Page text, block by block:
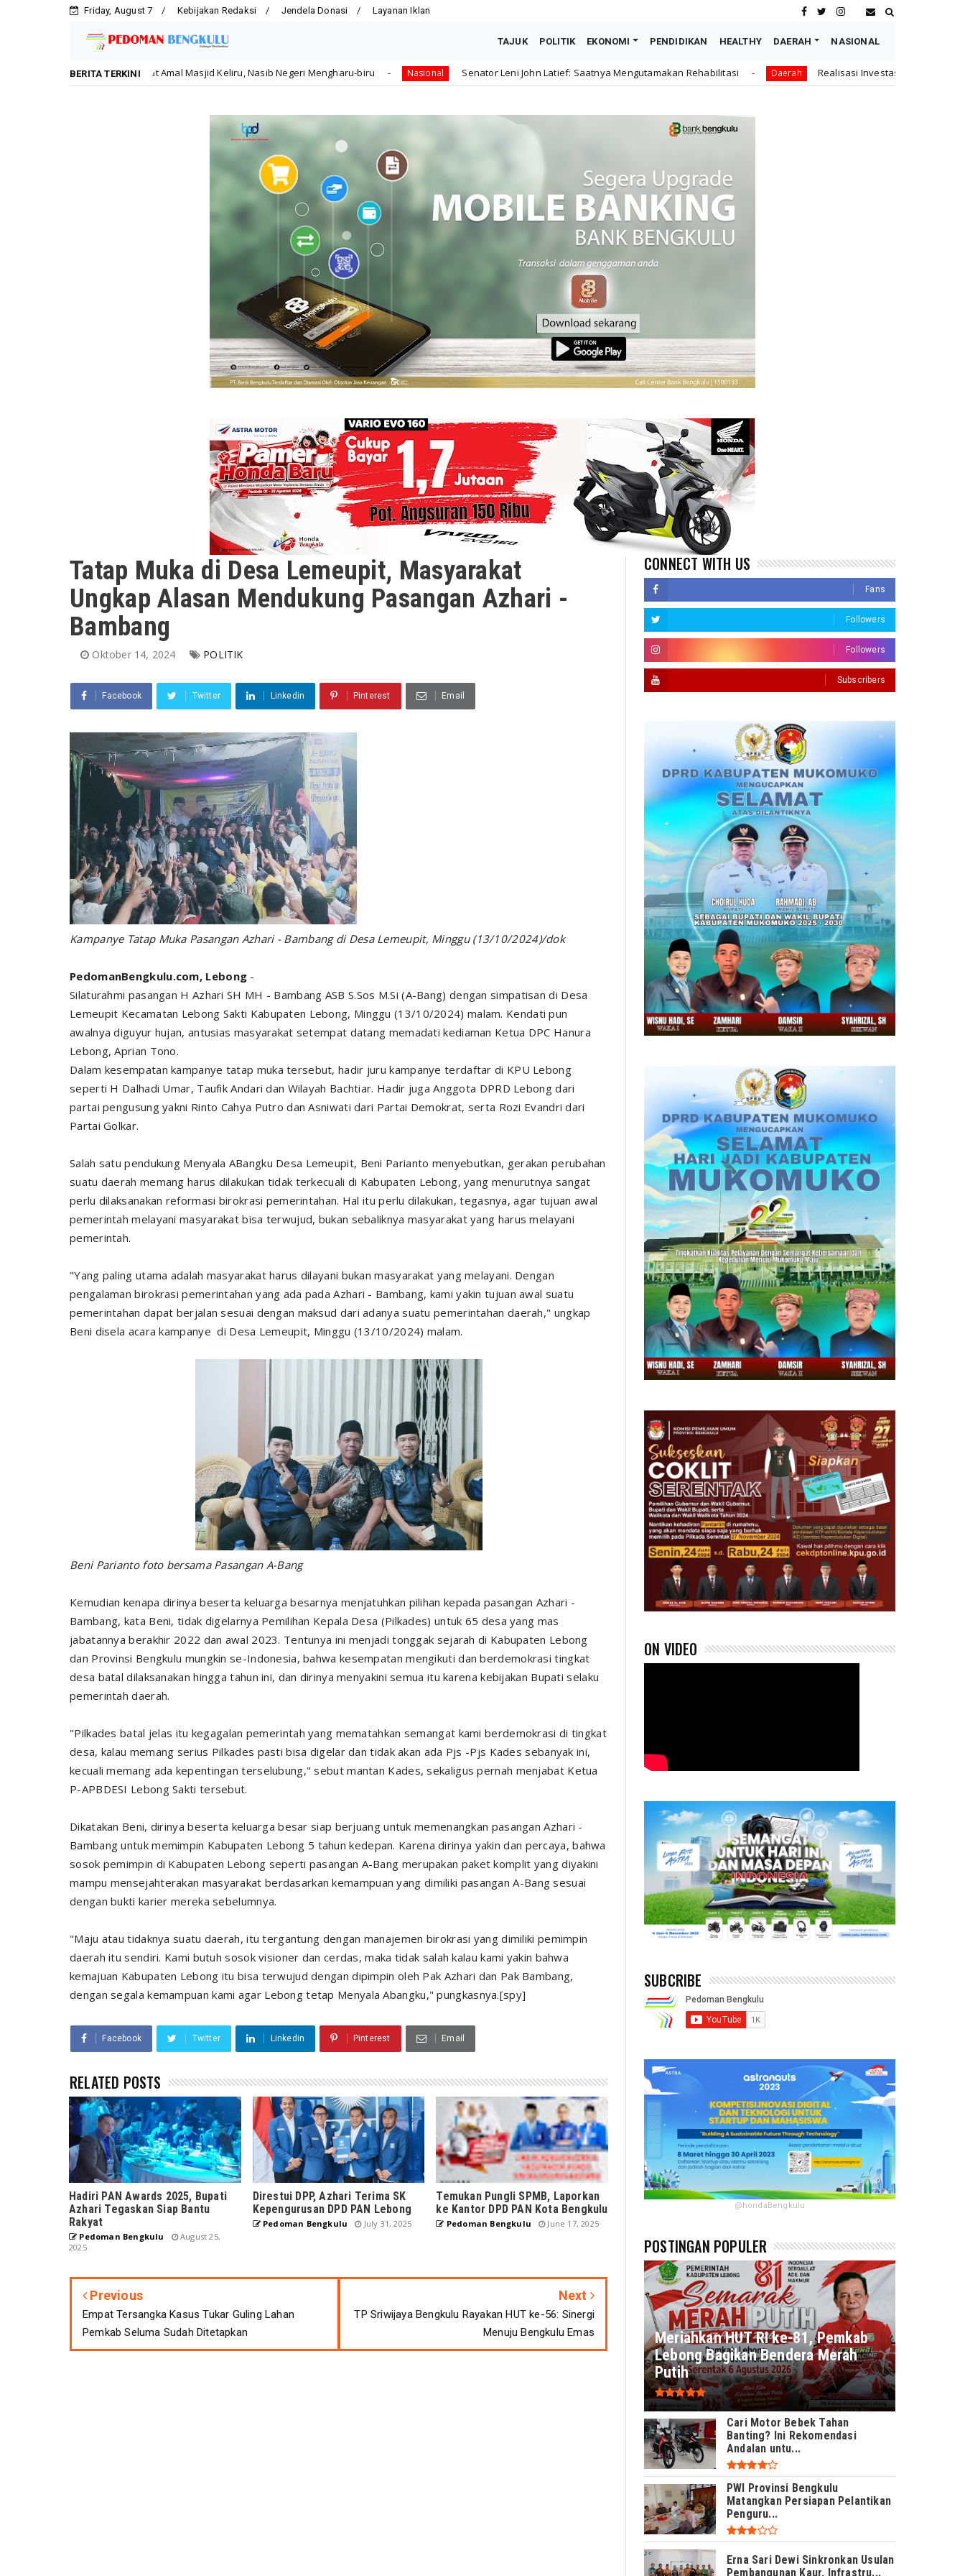
Friday, August 7 Kebijakan Redaksi Jendela Donasi Layanan Iklan
TAJUK POLITIK EKONOMI PENDIDIKAN HEALTHY DAERAH NASIONAL
BERITA TERKINI
Saat Amal Masjid Keliru, Nasib Negeri Mengharu-biru Nasional Senator Leni John Latief: Saatnya Mengutamakan Rehabilitasi Daerah Realisasi Investasi Kota Bengkulu Capai Rp1,34 Triliun,
Tatap Muka di Desa Lemeupit, Masyarakat
Ungkap Alasan Mendukung Pasangan Azhari -
Bambang
Oktober 14, 2024 POLITIK
Facebook Twitter Linkedin Pinterest Email
Kampanye Tatap Muka Pasangan Azhari - Bambang di Desa Lemeupit, Minggu (13/10/2024)/dok
PedomanBengkulu.com, Lebong -
Silaturahmi pasangan H Azhari SH MH - Bambang ASB S.Sos M.Si (A-Bang) dengan simpatisan di Desa
Lemeupit Kecamatan Lebong Sakti Kabupaten Lebong, Minggu (13/10/2024) malam. Kendati pun
awalnya diguyur hujan, antusias masyarakat setempat datang memadati kediaman Ketua DPC Hanura
Lebong, Aprian Tono.
Dalam kesempatan kampanye tatap muka tersebut, hadir juru kampanye terdaftar di KPU Lebong
seperti H Dalhadi Umar, Taufik Andari dan Wilayah Bachtiar. Hadir juga Anggota DPRD Lebong dari
partai pengusung yakni Rinto Cahya Putro dan Asniwati dari Partai Demokrat, serta Rozi Evandri dari
Partai Golkar.
Salah satu pendukung Menyala ABangku Desa Lemeupit, Beni Parianto menyebutkan, gerakan perubahan
suatu daerah memang harus dilakukan tidak terkecuali di Kabupaten Lebong, yang menurutnya sangat
perlu dilaksanakan reformasi birokrasi pemerintahan. Hal itu perlu dilakukan, tegasnya, agar tujuan awal
pemerintah melayani masyarakat bisa terwujud, bukan sebaliknya masyarakat yang harus melayani
pemerintah.
"Yang paling utama adalah masyarakat harus dilayani bukan masyarakat yang melayani. Dengan
pengalaman birokrasi pemerintahan yang ada pada Azhari - Bambang, kami yakin tujuan awal suatu
pemerintahan dapat berjalan sesuai dengan maksud dari adanya suatu pemerintahan daerah," ungkap
Beni disela acara kampanye di Desa Lemeupit, Minggu (13/10/2024) malam.
Beni Parianto foto bersama Pasangan A-Bang
Kemudian kenapa dirinya beserta keluarga besarnya menjatuhkan pilihan kepada pasangan Azhari -
Bambang, kata Beni, tidak digelarnya Pemilihan Kepala Desa (Pilkades) untuk 65 desa yang mas
jabatannya berakhir 2022 dan awal 2023. Tentunya ini menjadi tonggak sejarah di Kabupaten Lebong
dan Provinsi Bengkulu mungkin se-Indonesia, bahwa kesempatan mengikuti dan berdemokrasi tingkat
desa batal dilaksanakan hingga tahun ini, dan dirinya menyakini semua itu karena kebijakan Bupati selaku
pemerintah daerah.
"Pilkades batal jelas itu kegagalan pemerintah yang mematahkan semangat kami berdemokrasi di tingkat
desa, kalau memang serius Pilkades pasti bisa digelar dan tidak akan ada Pjs -Pjs Kades sebanyak ini,
kecuali memang ada kepentingan terselubung," sebut mantan Kades, sekaligus pernah menjabat Ketua
P-APBDESI Lebong Sakti tersebut.
Dikatakan Beni, dirinya beserta keluarga besar siap berjuang untuk memenangkan pasangan Azhari -
Bambang untuk memimpin Kabupaten Lebong 5 tahun kedepan. Karena dirinya yakin dan percaya, bahwa
sosok pemimpin di Kabupaten Lebong seperti pasangan A-Bang merupakan paket komplit yang diyakini
mampu mensejahterakan masyarakat berdasarkan kemampuan yang dimiliki pasangan A-Bang sesuai
dengan bukti karier mereka sebelumnya.
"Maju atau tidaknya suatu daerah, itu tergantung dengan manajemen birokrasi yang dimiliki pemimpin
daerah itu sendiri. Kami butuh sosok visioner dan cerdas, maka tidak salah kalau kami yakin bahwa
kemajuan Kabupaten Lebong itu bisa terwujud dengan dipimpin oleh Pak Azhari dan Pak Bambang,
dengan segala kemampuan kami agar Lebong tetap Menyala Abangku," pungkasnya.[spy]
Facebook Twitter Linkedin Pinterest Email
RELATED POSTS
Hadiri PAN Awards 2025, Bupati
Azhari Tegaskan Siap Bantu
Rakyat
Pedoman Bengkulu
August 25,
2025
Direstui DPP, Azhari Terima SK
Kepengurusan DPD PAN Lebong
Pedoman Bengkulu July 31, 2025
Temukan Pungli SPMB, Laporkan
ke Kantor DPD PAN Kota Bengkulu
Pedoman Bengkulu June 17, 2025
Previous
Empat Tersangka Kasus Tukar Guling Lahan
Pemkab Seluma Sudah Ditetapkan
Next
TP Sriwijaya Bengkulu Rayakan HUT ke-56: Sinergi
Menuju Bengkulu Emas
CONNECT WITH US
Fans
Followers
Followers
Subscribers
ON VIDEO
SUBCRIBE
@hondaBengkulu
POSTINGAN POPULER
Meriahkan HUT RI ke-81, Pemkab
Lebong Bagikan Bendera Merah
Putih
Cari Motor Bebek Tahan
Banting? Ini Rekomendasi
Andalan untu...
PWI Provinsi Bengkulu
Matangkan Persiapan Pelantikan
Penguru...
Erna Sari Dewi Sinkronkan Usulan
Pembangunan Kaur, Infrastru...